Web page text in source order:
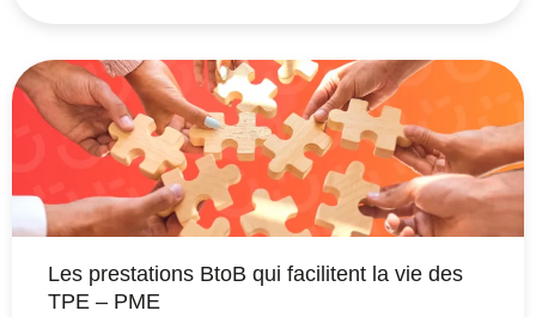
Les prestations BtoB qui facilitent la vie des
TPE – PME